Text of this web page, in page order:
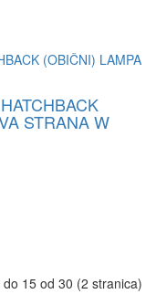
STRANA W
15 od 30 (2 stranica)